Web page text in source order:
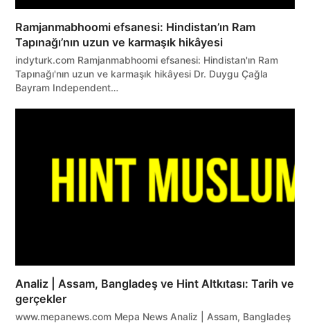
Ramjanmabhoomi efsanesi: Hindistan’ın Ram
Tapınağı’nın uzun ve karmaşık hikâyesi
indyturk.com Ramjanmabhoomi efsanesi: Hindistan'ın Ram
Tapınağı'nın uzun ve karmaşık hikâyesi Dr. Duygu Çağla
Bayram Independent…
Analiz | Assam, Bangladeş ve Hint Altkıtası: Tarih ve
gerçekler
www.mepanews.com Mepa News Analiz | Assam, Bangladeş